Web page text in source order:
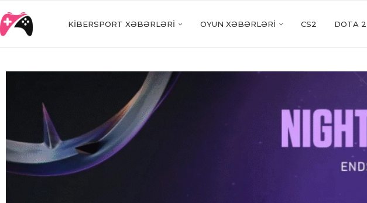
KIBERSPORT XƏBƏRLƏRI OYUN XƏBƏRLƏRI CS2 DOTA 2